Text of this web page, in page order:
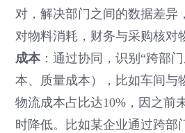
对，解决部门之间的数据差异
对物料消耗，财务与采购核对
成本：通过协同，识别“跨部
本、质量成本），比如车间与
物流成本占比达10%，因之前
时降低。比如某企业通过跨部